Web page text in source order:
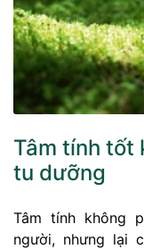
Tâm tính tốt
tu dưỡng
Tâm tính không
người, nhưng lại